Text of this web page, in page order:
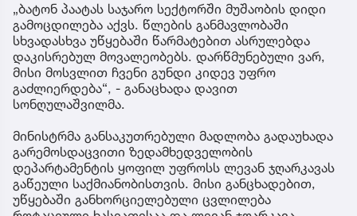
„ბატონ პაატას საჯარო სექტორში მუშაობის დიდი
გამოცდილება აქვს. წლების განმავლობაში
სხვადასხვა უწყებაში წარმატებით ასრულებდა
დაკისრებულ მოვალეობებს. დარწმუნებული ვარ,
მისი მოსვლით ჩვენი გუნდი კიდევ უფრო
გაძლიერდება“, - განაცხადა დავით
სონღულაშვილმა.
მინისტრმა განსაკუთრებული მადლობა გადაუხადა
გარემოსდაცვითი ზედამხედველობის
დეპარტამენტის ყოფილ უფროსს ლევან ჯღარკავას
გაწეული საქმიანობისთვის. მისი განცხადებით,
უწყებაში განხორციელებული ცვლილება